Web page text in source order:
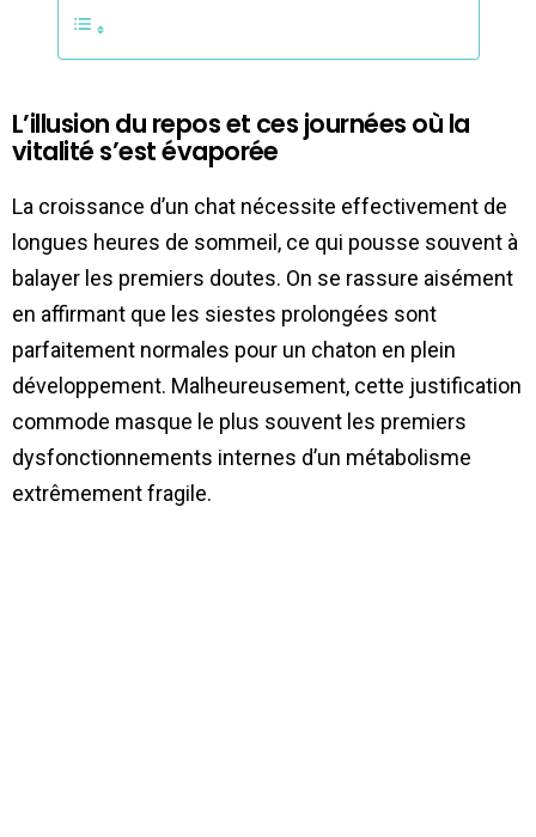
L’illusion du repos et ces journées où la
vitalité s’est évaporée
La croissance d’un chat nécessite effectivement de
longues heures de sommeil, ce qui pousse souvent à
balayer les premiers doutes. On se rassure aisément
en affirmant que les siestes prolongées sont
parfaitement normales pour un chaton en plein
développement. Malheureusement, cette justification
commode masque le plus souvent les premiers
dysfonctionnements internes d’un métabolisme
extrêmement fragile.